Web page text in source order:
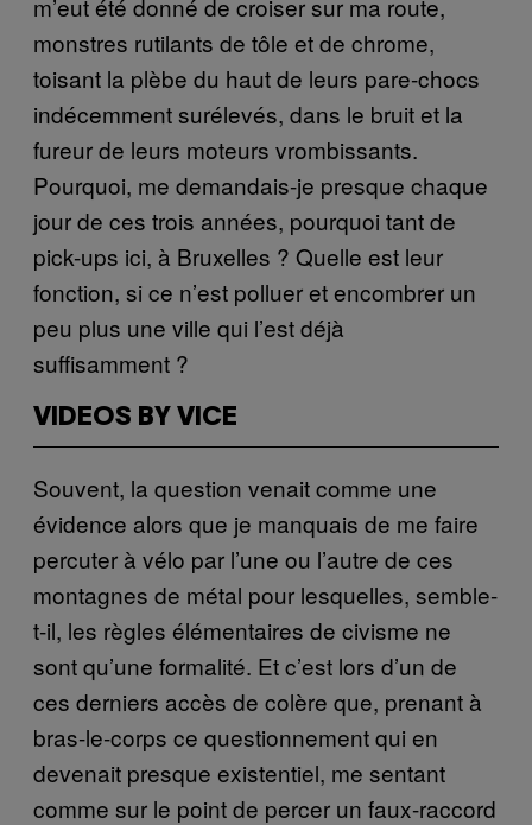
monstres rutilants de tôle et de chrome,
toisant la plèbe du haut de leurs pare-chocs
indécemment surélevés, dans le bruit et la
fureur de leurs moteurs vrombissants.
Pourquoi, me demandais-je presque chaque
jour de ces trois années, pourquoi tant de
pick-ups ici, à Bruxelles ? Quelle est leur
fonction, si ce n’est polluer et encombrer un
peu plus une ville qui l’est déjà
suffisamment ?
VIDEOS BY VICE
Souvent, la question venait comme une
évidence alors que je manquais de me faire
percuter à vélo par l’une ou l’autre de ces
montagnes de métal pour lesquelles, semble-
t-il, les règles élémentaires de civisme ne
sont qu’une formalité. Et c’est lors d’un de
ces derniers accès de colère que, prenant à
bras-le-corps ce questionnement qui en
devenait presque existentiel, me sentant
comme sur le point de percer un faux-raccord